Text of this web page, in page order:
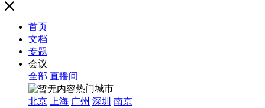
首页
文档
专题
会议
全部 直播间
热门城市
北京
上海 广州 深圳 南京